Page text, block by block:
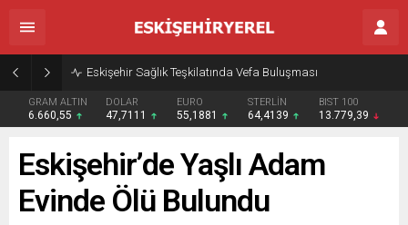
Eskişehir Sağlık Teşkilatında Vefa Buluşması
GRAM ALTIN
6.660,55
DOLAR
47,7111
EURO
55,1881
STERLİN
64,4139
BIST 100
13.779,39
Eskişehir’de Yaşlı Adam
Evinde Ölü Bulundu